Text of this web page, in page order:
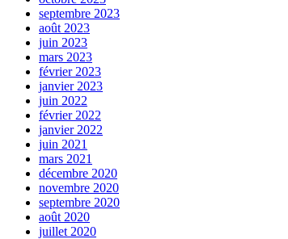
septembre 2023
août 2023
juin 2023
mars 2023
février 2023
janvier 2023
juin 2022
février 2022
janvier 2022
juin 2021
mars 2021
décembre 2020
novembre 2020
septembre 2020
août 2020
juillet 2020